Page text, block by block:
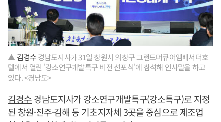
▲ 김경수 경남도지사가 31일 창원시 의창구 그랜드머큐어앰배서더호
텔에서 열린 '강소연구개발특구 비전 선포식'에 참석해 인사말을 하고
있다. <경남도>
김경수경남도지사가 강소연구개발특구(강소특구)로 지정
된 창원·진주·김해 등 기초지자체 3곳을 중심으로 제조업